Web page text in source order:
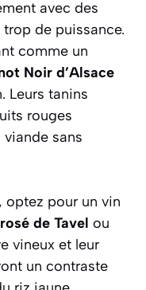
avec des
de puissance.
comme un
Noir d’Alsace
Leurs tanins
rouges
sans
optez pour un vin
rosé de Tavel ou
vineux et leur
un contraste